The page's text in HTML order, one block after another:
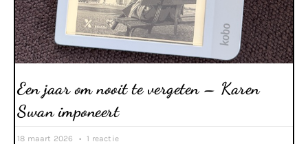
Een jaar om nooit te vergeten – Karen
Swan imponeert
18 maart 2026 1 reactie